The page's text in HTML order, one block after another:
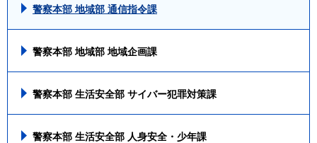
警察本部 地域部 通信指令課
警察本部 地域部 地域企画課
警察本部 生活安全部 サイバー犯罪対策課
警察本部 生活安全部 人身安全・少年課